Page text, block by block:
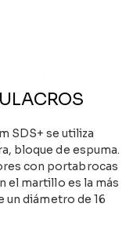
SDS+ se utiliza
bloque de espuma.
con portabrocas
el martillo es la más
un diámetro de 16